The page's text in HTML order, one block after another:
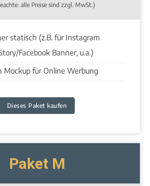
alle Preise sind zzgl. MwSt.)
statisch (z.B. für Instagram
Facebook Banner, u.a.)
Mockup für Online Werbung
Dieses Paket kaufen
Paket M